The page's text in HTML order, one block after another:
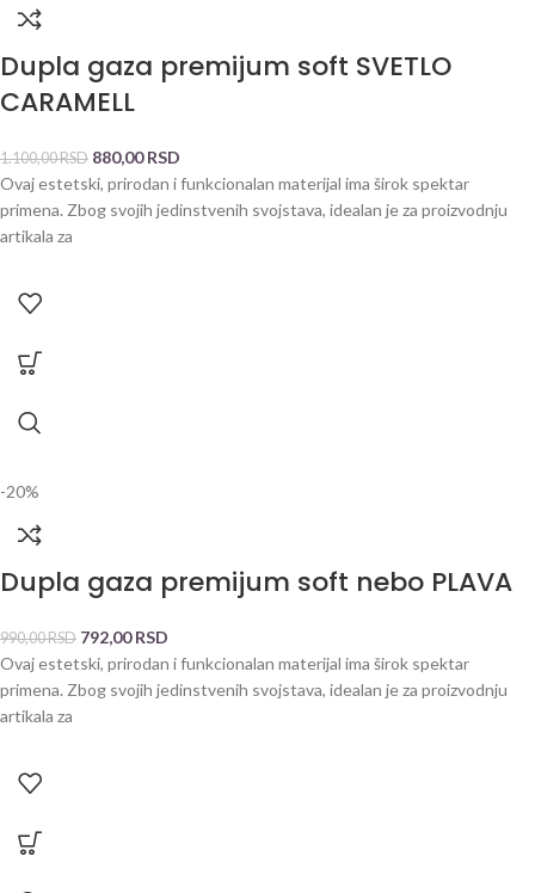
Dupla gaza premijum soft SVETLO
CARAMELL
1.100,00RSD 880,00RSD
Ovaj estetski, prirodan i funkcionalan materijal ima širok spektar
primena. Zbog svojih jedinstvenih svojstava, idealan je za proizvodnju
artikala za
-20%
Dupla gaza premijum soft nebo PLAVA
990,00RSD 792,00RSD
Ovaj estetski, prirodan i funkcionalan materijal ima širok spektar
primena. Zbog svojih jedinstvenih svojstava, idealan je za proizvodnju
artikala za